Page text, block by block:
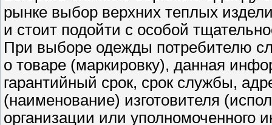
рынке выбор верхних теплых
и стоит подойти с особой
При выборе одежды потребителю
о товаре (маркировку), данная
гарантийный срок, срок службы,
(наименование) изготовителя
организации или уполномоченного